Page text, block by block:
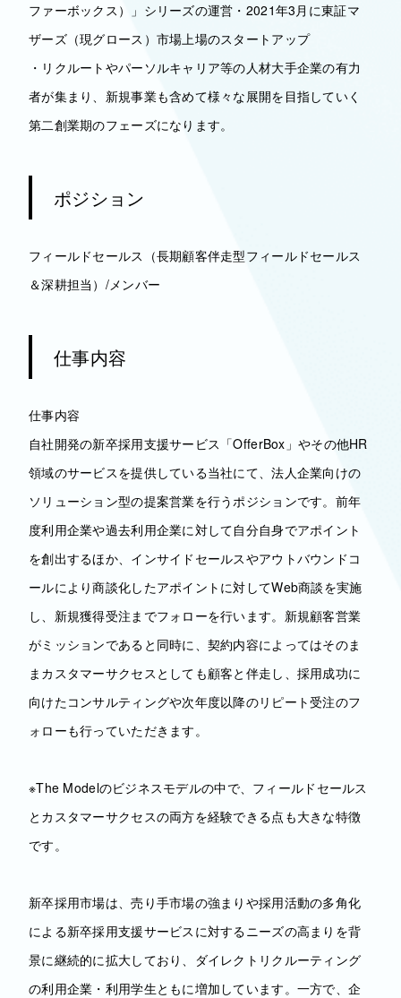
ファーボックス）」シリーズの運営・2021年3月に東証マ
ザーズ（現グロース）市場上場のスタートアップ
・リクルートやパーソルキャリア等の人材大手企業の有力
者が集まり、新規事業も含めて様々な展開を目指していく
第二創業期のフェーズになります。
ポジション
フィールドセールス（長期顧客伴走型フィールドセールス
＆深耕担当）/メンバー
仕事内容
仕事内容
自社開発の新卒採用支援サービス「OfferBox」やその他HR
領域のサービスを提供している当社にて、法人企業向けの
ソリューション型の提案営業を行うポジションです。前年
度利用企業や過去利用企業に対して自分自身でアポイント
を創出するほか、インサイドセールスやアウトバウンドコ
ールにより商談化したアポイントに対してWeb商談を実施
し、新規獲得受注までフォローを行います。新規顧客営業
がミッションであると同時に、契約内容によってはそのま
まカスタマーサクセスとしても顧客と伴走し、採用成功に
向けたコンサルティングや次年度以降のリピート受注のフ
ォローも行っていただきます。
※The Modelのビジネスモデルの中で、フィールドセールス
とカスタマーサクセスの両方を経験できる点も大きな特徴
です。
新卒採用市場は、売り手市場の強まりや採用活動の多角化
による新卒採用支援サービスに対するニーズの高まりを背
景に継続的に拡大しており、ダイレクトリクルーティング
の利用企業・利用学生ともに増加しています。一方で、企